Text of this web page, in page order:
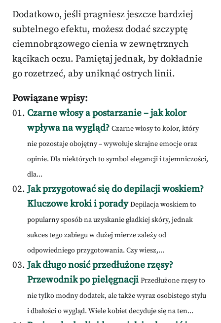
Dodatkowo, jeśli pragniesz jeszcze bardziej
subtelnego efektu, możesz dodać szczyptę
ciemnobrązowego cienia w zewnętrznych
kącikach oczu. Pamiętaj jednak, by dokładnie
go rozetrzeć, aby uniknąć ostrych linii.
Powiązane wpisy:
Czarne włosy a postarzanie – jak kolor
wpływa na wygląd? Czarne włosy to kolor, który
nie pozostaje obojętny – wywołuje skrajne emocje oraz
opinie. Dla niektórych to symbol elegancji i tajemniczości,
dla...
Jak przygotować się do depilacji woskiem?
Kluczowe kroki i porady Depilacja woskiem to
popularny sposób na uzyskanie gładkiej skóry, jednak
sukces tego zabiegu w dużej mierze zależy od
odpowiedniego przygotowania. Czy wiesz,...
Jak długo nosić przedłużone rzęsy?
Przewodnik po pielęgnacji Przedłużone rzęsy to
nie tylko modny dodatek, ale także wyraz osobistego stylu
i dbałości o wygląd. Wiele kobiet decyduje się na ten...